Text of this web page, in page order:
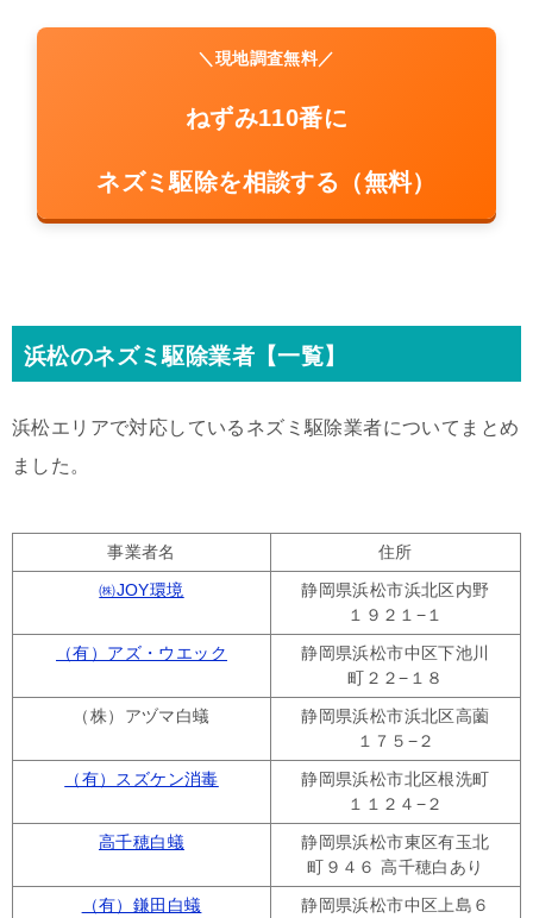
＼現地調査無料／
ねずみ110番に
ネズミ駆除を相談する（無料）
浜松のネズミ駆除業者【一覧】
浜松エリアで対応しているネズミ駆除業者についてまとめ
ました。
事業者名
住所
㈱JOY環境
静岡県浜松市浜北区内野
１９２１−１
（有）アズ・ウエック
静岡県浜松市中区下池川
町２２−１８
（株）アヅマ白蟻
静岡県浜松市浜北区高薗
１７５−２
（有）スズケン消毒
静岡県浜松市北区根洗町
１１２４−２
高千穂白蟻
静岡県浜松市東区有玉北
町９４６ 高千穂白あり
（有）鎌田白蟻
静岡県浜松市中区上島６